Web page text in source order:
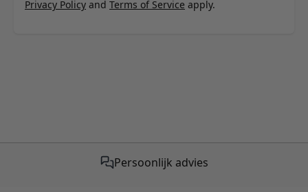
Privacy Policy and Terms of Service apply.
Gratis verzending vanaf €50,-